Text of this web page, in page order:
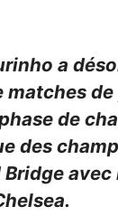
a
matches de
de
des
avec